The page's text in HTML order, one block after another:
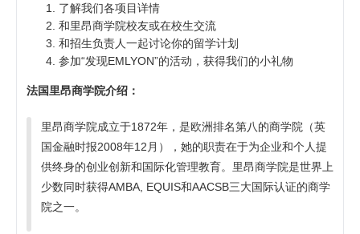
了解我们各项目详情
和里昂商学院校友或在校生交流
和招生负责人一起讨论你的留学计划
参加“发现EMLYON”的活动，获得我们的小礼物
法国里昂商学院介绍：
里昂商学院成立于1872年，是欧洲排名第八的商学院（英
国金融时报2008年12月），她的职责在于为企业和个人提
供终身的创业创新和国际化管理教育。里昂商学院是世界上
少数同时获得AMBA, EQUIS和AACSB三大国际认证的商学
院之一。